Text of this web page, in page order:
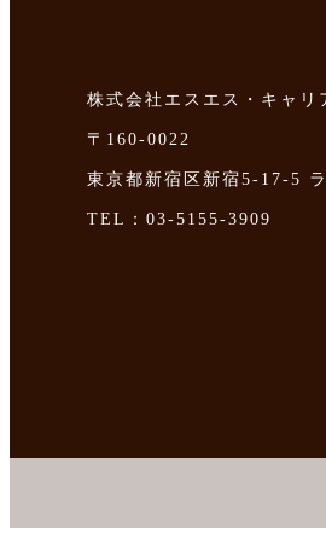
株式会社エスエス・キャリ
〒160-0022
東京都新宿区新宿5-17-5
TEL：03-5155-3909